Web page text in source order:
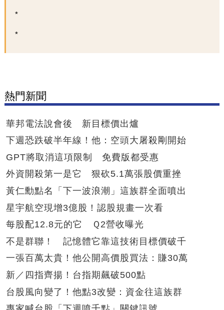
熱門新聞
華邦電法說會後 新目標價出爐
下週恐跌破半年線！他：空頭大屠殺剛開始
GPT將取消這項限制 免費版都受惠
外資開殺第一是它 狠砍5.1萬張股價重挫
黃仁勳點名「下一波浪潮」這族群全面噴出
星宇航空現增3億股！認股規畫一次看
每股配12.8元的它 Ｑ2營收曝光
不是群聯！ 記憶體它靠這技術目標價破千
一張百萬太貴！他公開高價股買法：賺30萬
新／四指齊揚！台指期飆破500點
台股風向變了！他點3改變：資金往這族群